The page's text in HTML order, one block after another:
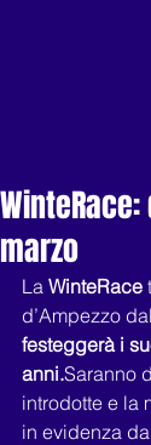
marzo
La WinteRace
d’Ampezzo dal
festeggerà i
anni.Saranno
introdotte e la
in evidenza